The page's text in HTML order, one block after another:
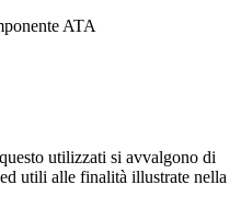
ATA
utilizzati si avvalgono di
utili alle finalità illustrate nella